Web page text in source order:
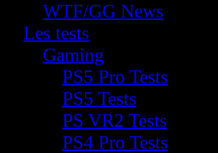
WTF/GG News
Les tests
Gaming
PS5 Pro Tests
PS5 Tests
PS VR2 Tests
PS4 Pro Tests